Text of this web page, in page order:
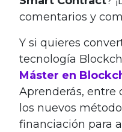
comentarios y
Y si quieres
tecnología
Máster en
Aprenderás, entre
los nuevos
financiación para